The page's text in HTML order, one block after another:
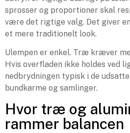
sprosser og proportioner skal
være det rigtige valg. Det giver
et mere traditionelt look.
Ulempen er enkel. Træ kræver
Hvis overfladen ikke holdes ved
nedbrydningen typisk i de
bundkarme og samlinger.
Hvor træ og
rammer balancen